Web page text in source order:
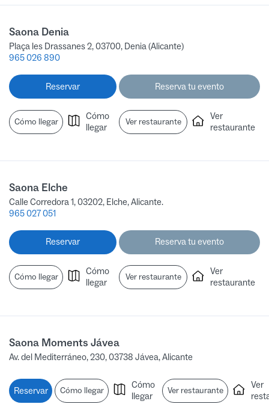
Saona Denia
Plaça les Drassanes 2, 03700, Denia (Alicante)
965 026 890
Ver restaurante
Ver
restaurante
Cómo llegar
Cómo
llegar
Reservar Reserva tu evento
Saona Elche
Calle Corredora 1, 03202, Elche, Alicante.
965 027 051
Ver restaurante
Ver
restaurante
Cómo llegar
Cómo
llegar
Reservar Reserva tu evento
Saona Moments Jávea
Av. del Mediterráneo, 230, 03738 Jávea, Alicante
Ver restaurante
Ver
Cómo llegar
Cómo
llegar
Reservar